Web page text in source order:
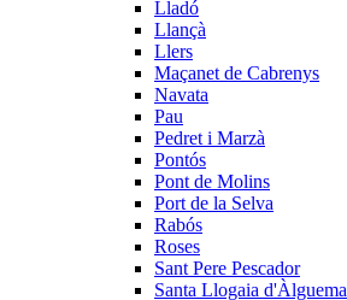
Lladó
Llançà
Llers
Maçanet de Cabrenys
Navata
Pau
Pedret i Marzà
Pontós
Pont de Molins
Port de la Selva
Rabós
Roses
Sant Pere Pescador
Santa Llogaia d'Àlguema